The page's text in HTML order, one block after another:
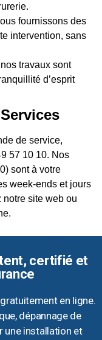
fournissons des
intervention, sans
travaux sont
d’esprit
de service,
57 10 10. Nos
sont à votre
week-ends et jours
notre site web ou
certifié et
en ligne.
dépannage de
une installation et